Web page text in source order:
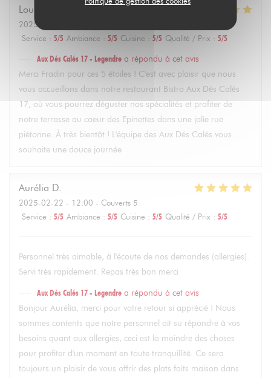
Louise
2025-02-22
Service : 5/5 Ambiance : 5/5 Cuisine : 5/5 Qualité / Prix : 5/5
Aux Dés Calés 17 - Legendre a répondu à cet avis
Merci Fradin pour ces 5 étoiles ! C'est avec plaisir que nous
vous accueillons dans notre restaurant Bistro Aux Dés Calés
17, où vous pourrez déguster nos spécialités et profiter de
notre terrasse au coeur des Epinettes dans une jolie rue
piétonne. À très bientôt ! L'équipe des Aux Dés Calés vous
souhaite une douce journée
Aurélia D
2025-02-22 - 12:00 - Couverts 5
Service : 5/5 Ambiance : 5/5 Cuisine : 5/5 Qualité / Prix : 5/5
Personnel très aimable, à l'écoute de nos demandes (allergies).
Servi très rapidement. Repas très bon merci
Aux Dés Calés 17 - Legendre a répondu à cet avis
Bonjour Aurélia, merci pour votre retour si apprécié ! Nous
sommes contents que notre personnel ait su répondre à vos
besoins quant aux allergies, ceci est la moindre des choses
pour profiter d'un moment en toute tranquillité. Ce sera
toujours un plaisir de vous offrir des plats faits maison dans